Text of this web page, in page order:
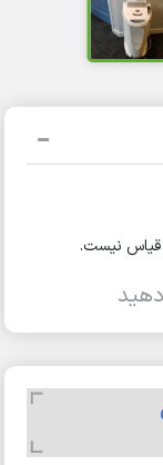
قیاس نیست.
دهید